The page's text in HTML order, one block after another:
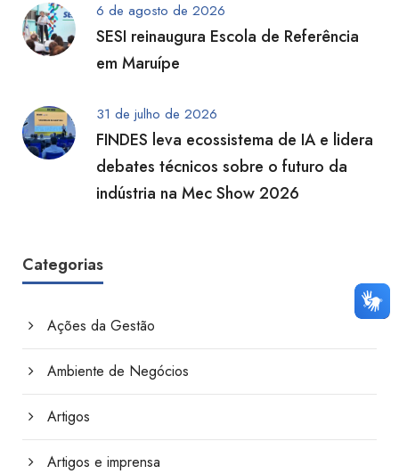
6 de agosto de 2026
SESI reinaugura Escola de Referência
em Maruípe
31 de julho de 2026
FINDES leva ecossistema de IA e lidera
debates técnicos sobre o futuro da
indústria na Mec Show 2026
Categorias
Ações da Gestão
Ambiente de Negócios
Artigos
Artigos e imprensa